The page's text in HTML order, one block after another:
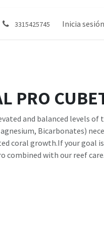
Contáctenos
3315425745 Inicia sesión
PRO
and balanced levels of
Bicarbonates)
coral growth.If your goal
combined with our reef care.